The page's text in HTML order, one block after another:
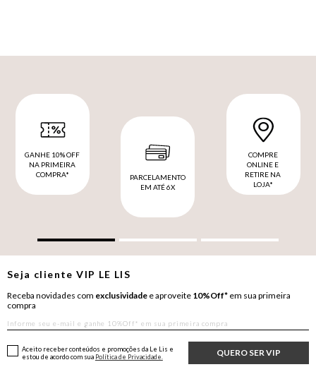
GANHE 10% OFF
NA PRIMEIRA
COMPRA*
PARCELAMENTO
EM ATÉ 6X
COMPRE
ONLINE E
RETIRE NA
LOJA*
Seja clienteVIP LE LIS
Receba novidades com exclusividade e aproveite 10%Off* em sua primeira
compra
QUERO SER VIP
Aceito receber conteúdos e promoções da Le Lis e
estou de acordo com sua Política de Privacidade.